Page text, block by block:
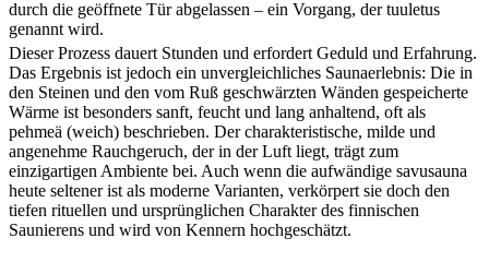
durch die geöffnete Tür abgelassen – ein Vorgang, der tuuletus
genannt wird.
Dieser Prozess dauert Stunden und erfordert Geduld und Erfahrung.
Das Ergebnis ist jedoch ein unvergleichliches Saunaerlebnis: Die in
den Steinen und den vom Ruß geschwärzten Wänden gespeicherte
Wärme ist besonders sanft, feucht und lang anhaltend, oft als
pehmeä (weich) beschrieben. Der charakteristische, milde und
angenehme Rauchgeruch, der in der Luft liegt, trägt zum
einzigartigen Ambiente bei. Auch wenn die aufwändige savusauna
heute seltener ist als moderne Varianten, verkörpert sie doch den
tiefen rituellen und ursprünglichen Charakter des finnischen
Saunierens und wird von Kennern hochgeschätzt.